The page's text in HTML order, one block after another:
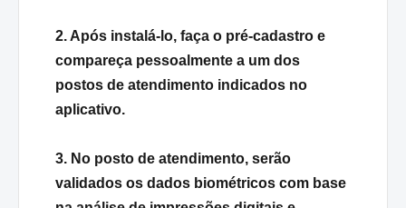
2. Após instalá-lo, faça o pré-cadastro e
compareça pessoalmente a um dos
postos de atendimento indicados no
aplicativo.
3. No posto de atendimento, serão
validados os dados biométricos com base